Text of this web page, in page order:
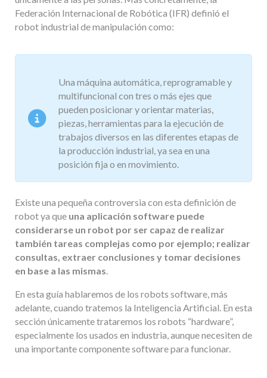
Federación Internacional de Robótica (IFR) definió el
robot industrial de manipulación como:
Una máquina automática, reprogramable y
multifuncional con tres o más ejes que
pueden posicionar y orientar materias,
piezas, herramientas para la ejecución de
trabajos diversos en las diferentes etapas de
la producción industrial, ya sea en una
posición fija o en movimiento.
Existe una pequeña controversia con esta definición de
robot ya que una aplicación software puede
considerarse un robot por ser capaz de realizar
también tareas complejas como por ejemplo; realizar
consultas, extraer conclusiones y tomar decisiones
en base a las mismas.
En esta guía hablaremos de los robots software, más
adelante, cuando tratemos la Inteligencia Artificial. En esta
sección únicamente trataremos los robots “hardware”,
especialmente los usados en industria, aunque necesiten de
una importante componente software para funcionar.